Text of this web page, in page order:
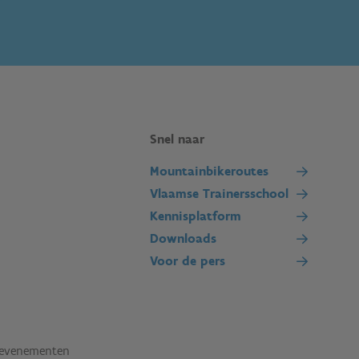
Snel naar
Mountainbikeroutes
Vlaamse Trainersschool
Kennisplatform
Downloads
Voor de pers